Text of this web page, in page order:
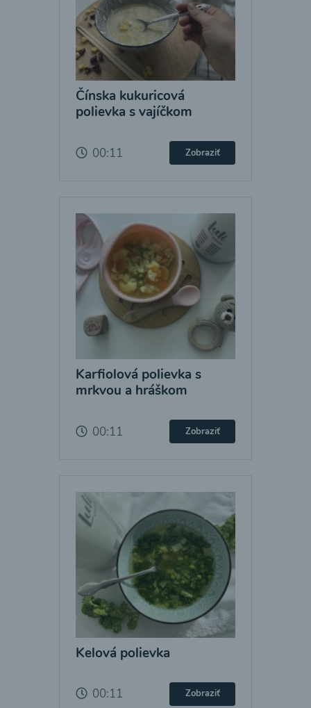
Čínska kukuricová
polievka s vajíčkom
00:11 Zobraziť
Karfiolová polievka s
mrkvou a hráškom
00:11 Zobraziť
Kelová polievka
00:11 Zobraziť